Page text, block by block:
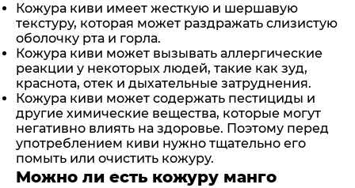
Кожура киви имеет жесткую и шершавую
текстуру, которая может раздражать слизистую
оболочку рта и горла.
Кожура киви может вызывать аллергические
реакции у некоторых людей, такие как зуд,
краснота, отек и дыхательные затруднения.
Кожура киви может содержать пестициды и
другие химические вещества, которые могут
негативно влиять на здоровье. Поэтому перед
употреблением киви нужно тщательно его
помыть или очистить кожуру.
Можно ли есть кожуру манго